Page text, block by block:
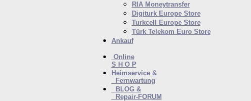
RIA Moneytransfer
Digiturk Europe Store
Turkcell Europe Store
Türk Telekom Euro Store
Ankauf
Online
S H O P
Heimservice &
Fernwartung
BLOG &
Repair-FORUM